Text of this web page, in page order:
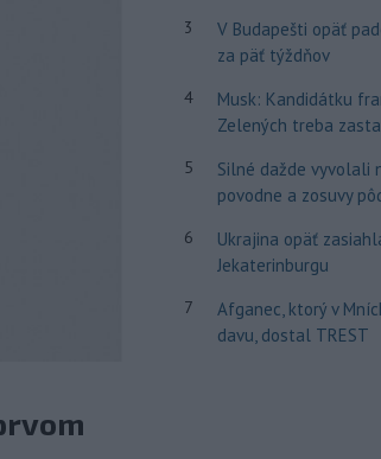
3
V Budapešti opäť
za päť týždňov
4
Musk: Kandidátku
Zelených treba
5
Silné dažde vyvolali
povodne a zosuvy
6
Ukrajina opäť
Jekaterinburgu
7
Afganec, ktorý v
davu, dostal TREST